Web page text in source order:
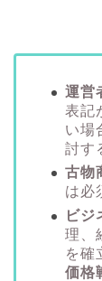
運営
表記
い場
討す
古物
は必
ビジ
理、
を確
価格